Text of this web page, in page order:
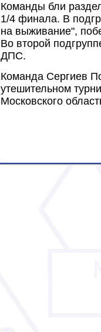
Команды бли
1/4 финала. В
на выживание",
Во второй
ДПС.
Команда Сергиев
утешительном
Московского